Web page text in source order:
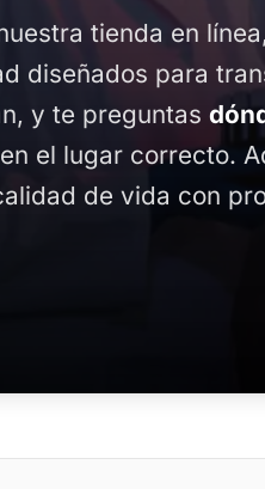
tienda en
diseñados para
y te preguntas
el lugar correcto.
de vida con